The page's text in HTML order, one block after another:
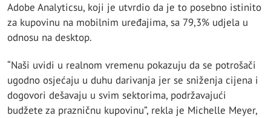
Adobe Analyticsu, koji je utvrdio da je to posebno istinito
za kupovinu na mobilnim uređajima, sa 79,3% udjela u
odnosu na desktop.
“Naši uvidi u realnom vremenu pokazuju da se potrošači
ugodno osjećaju u duhu darivanja jer se sniženja cijena i
dogovori dešavaju u svim sektorima, podržavajući
budžete za prazničnu kupovinu”, rekla je Michelle Meyer,